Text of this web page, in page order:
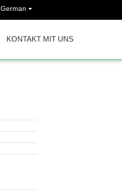
German
KONTAKT MIT UNS